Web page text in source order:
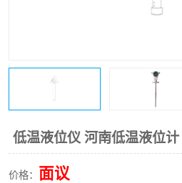
低温液位仪 河南低温液位计
价格： 面议
智能锅炉水位计